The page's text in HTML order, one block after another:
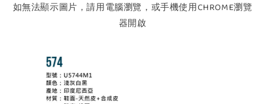
如無法顯示圖片，請用電腦瀏覽，或手機使用CHROME瀏覽
器開啟